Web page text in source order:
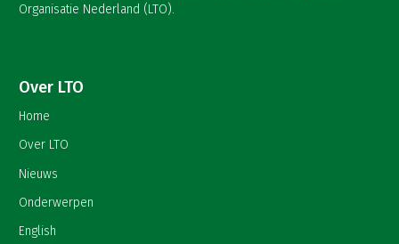
Organisatie Nederland (LTO).
Over LTO
Home
Over LTO
Nieuws
Onderwerpen
English